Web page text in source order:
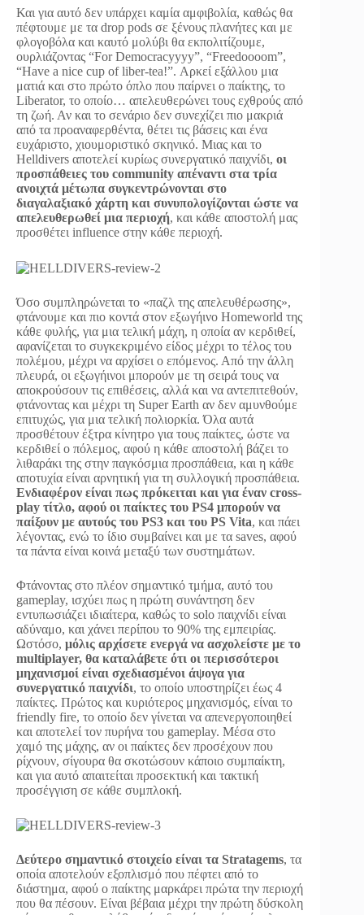
Και για αυτό δεν υπάρχει καμία αμφιβολία, καθώς θα
πέφτουμε με τα drop pods σε ξένους πλανήτες και με
φλογοβόλα και καυτό μολύβι θα εκπολιτίζουμε,
ουρλιάζοντας “For Democracyyyy”, “Freedoooom”,
“Have a nice cup of liber-tea!”. Αρκεί εξάλλου μια
ματιά και στο πρώτο όπλο που παίρνει ο παίκτης, το
Liberator, το οποίο… απελευθερώνει τους εχθρούς από
τη ζωή. Αν και το σενάριο δεν συνεχίζει πιο μακριά
από τα προαναφερθέντα, θέτει τις βάσεις και ένα
ευχάριστο, χιουμοριστικό σκηνικό. Μιας και το
Helldivers αποτελεί κυρίως συνεργατικό παιχνίδι, οι
προσπάθειες του community απέναντι στα τρία
ανοιχτά μέτωπα συγκεντρώνονται στο
διαγαλαξιακό χάρτη και συνυπολογίζονται ώστε να
απελευθερωθεί μια περιοχή, και κάθε αποστολή μας
προσθέτει influence στην κάθε περιοχή.
Όσο συμπληρώνεται το «παζλ της απελευθέρωσης»,
φτάνουμε και πιο κοντά στον εξωγήινο Homeworld της
κάθε φυλής, για μια τελική μάχη, η οποία αν κερδιθεί,
αφανίζεται το συγκεκριμένο είδος μέχρι το τέλος του
πολέμου, μέχρι να αρχίσει ο επόμενος. Από την άλλη
πλευρά, οι εξωγήινοι μπορούν με τη σειρά τους να
αποκρούσουν τις επιθέσεις, αλλά και να αντεπιτεθούν,
φτάνοντας και μέχρι τη Super Earth αν δεν αμυνθούμε
επιτυχώς, για μια τελική πολιορκία. Όλα αυτά
προσθέτουν έξτρα κίνητρο για τους παίκτες, ώστε να
κερδιθεί ο πόλεμος, αφού η κάθε αποστολή βάζει το
λιθαράκι της στην παγκόσμια προσπάθεια, και η κάθε
αποτυχία είναι αρνητική για τη συλλογική προσπάθεια.
Ενδιαφέρον είναι πως πρόκειται και για έναν cross-
play τίτλο, αφού οι παίκτες του PS4 μπορούν να
παίξουν με αυτούς του PS3 και του PS Vita, και πάει
λέγοντας, ενώ το ίδιο συμβαίνει και με τα saves, αφού
τα πάντα είναι κοινά μεταξύ των συστημάτων.
Φτάνοντας στο πλέον σημαντικό τμήμα, αυτό του
gameplay, ισχύει πως η πρώτη συνάντηση δεν
εντυπωσιάζει ιδιαίτερα, καθώς το solo παιχνίδι είναι
αδύναμο, και χάνει περίπου το 90% της εμπειρίας.
Ωστόσο, μόλις αρχίσετε ενεργά να ασχολείστε με το
multiplayer, θα καταλάβετε ότι οι περισσότεροι
μηχανισμοί είναι σχεδιασμένοι άψογα για
συνεργατικό παιχνίδι, το οποίο υποστηρίζει έως 4
παίκτες. Πρώτος και κυριότερος μηχανισμός, είναι το
friendly fire, το οποίο δεν γίνεται να απενεργοποιηθεί
και αποτελεί τον πυρήνα του gameplay. Μέσα στο
χαμό της μάχης, αν οι παίκτες δεν προσέχουν που
ρίχνουν, σίγουρα θα σκοτώσουν κάποιο συμπαίκτη,
και για αυτό απαιτείται προσεκτική και τακτική
προσέγγιση σε κάθε συμπλοκή.
Δεύτερο σημαντικό στοιχείο είναι τα Stratagems, τα
οποία αποτελούν εξοπλισμό που πέφτει από το
διάστημα, αφού ο παίκτης μαρκάρει πρώτα την περιοχή
που θα πέσουν. Είναι βέβαια μέχρι την πρώτη δύσκολη